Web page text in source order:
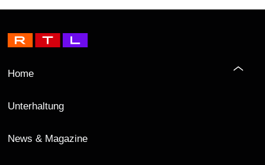
Home
Unterhaltung
News & Magazine